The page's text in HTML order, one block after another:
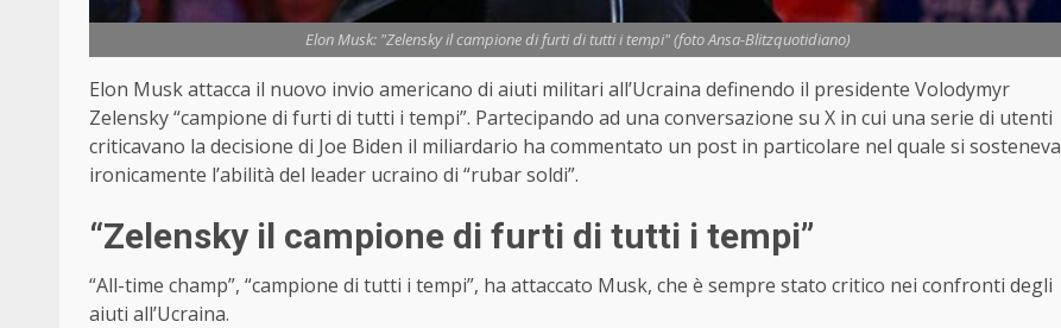
Elon Musk: "Zelensky il campione di furti di tutti i tempi" (foto Ansa-Blitzquotidiano)
Elon Musk attacca il nuovo invio americano di aiuti militari all’Ucraina definendo il presidente Volodymyr
Zelensky “campione di furti di tutti i tempi”. Partecipando ad una conversazione su X in cui una serie di utenti
criticavano la decisione di Joe Biden il miliardario ha commentato un post in particolare nel quale si sosteneva
ironicamente l’abilità del leader ucraino di “rubar soldi”.
“Zelensky il campione di furti di tutti i tempi”
“All-time champ”, “campione di tutti i tempi”, ha attaccato Musk, che è sempre stato critico nei confronti degli
aiuti all’Ucraina.